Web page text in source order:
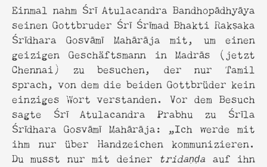
Einmal nahm Śrī Atulacandra Bandhopādhyāya
seinen Gottbruder Śrī Śrīmad Bhakti Rakṣaka
Śrīdhara Gosvāmī Mahārāja mit, um einen
geizigen Geschäftsmann in Madrās (jetzt
Chennai) zu besuchen, der nur Tamil
sprach, von dem die beiden Gottbrüder kein
einziges Wort verstanden. Vor dem Besuch
sagte Śrī Atulacandra Prabhu zu Śrīla
Śrīdhara Gosvāmī Mahārāja: „Ich werde mit
ihm nur über Handzeichen kommunizieren.
Du musst nur mit deiner tridaṇḍaauf ihn